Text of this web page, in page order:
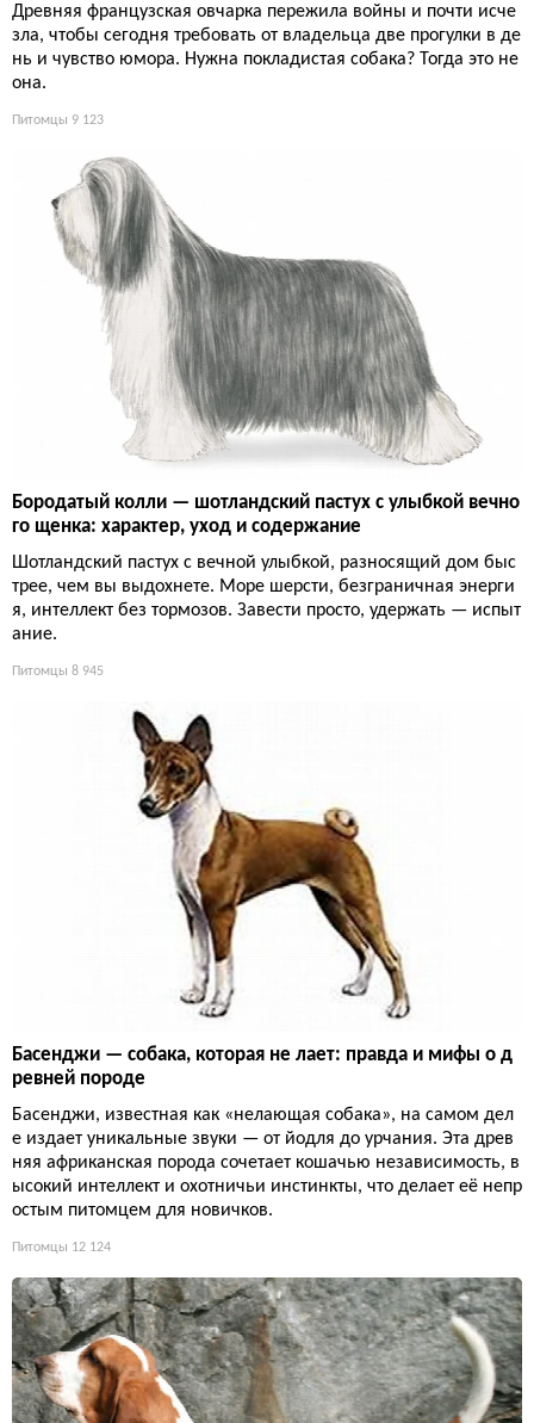
Древняя французская овчарка пережила войны и почти исче
зла, чтобы сегодня требовать от владельца две прогулки в де
нь и чувство юмора. Нужна покладистая собака? Тогда это не
она.
Питомцы 9 123
Бородатый колли — шотландский пастух с улыбкой вечно
го щенка: характер, уход и содержание
Шотландский пастух с вечной улыбкой, разносящий дом быс
трее, чем вы выдохнете. Море шерсти, безграничная энерги
я, интеллект без тормозов. Завести просто, удержать — испыт
ание.
Питомцы 8 945
Басенджи — собака, которая не лает: правда и мифы о д
ревней породе
Басенджи, известная как «нелающая собака», на самом дел
е издает уникальные звуки — от йодля до урчания. Эта древ
няя африканская порода сочетает кошачью независимость, в
ысокий интеллект и охотничьи инстинкты, что делает её непр
остым питомцем для новичков.
Питомцы 12 124